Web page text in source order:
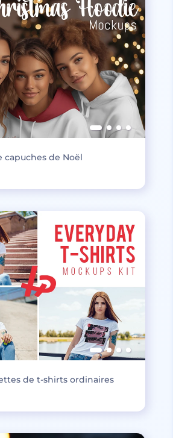
capuches de Noël
de t-shirts ordinaires